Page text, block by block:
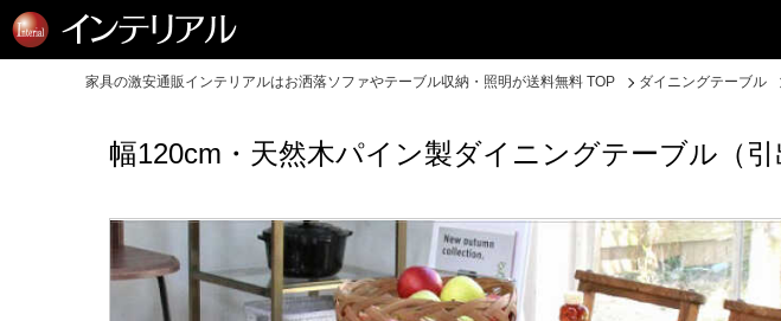
家具の激安通販インテリアルはお洒落ソファやテーブル収納・照明が送料無料 TOP ダイニングテーブル
幅120cm・天然木パイン製ダイニングテーブル（引